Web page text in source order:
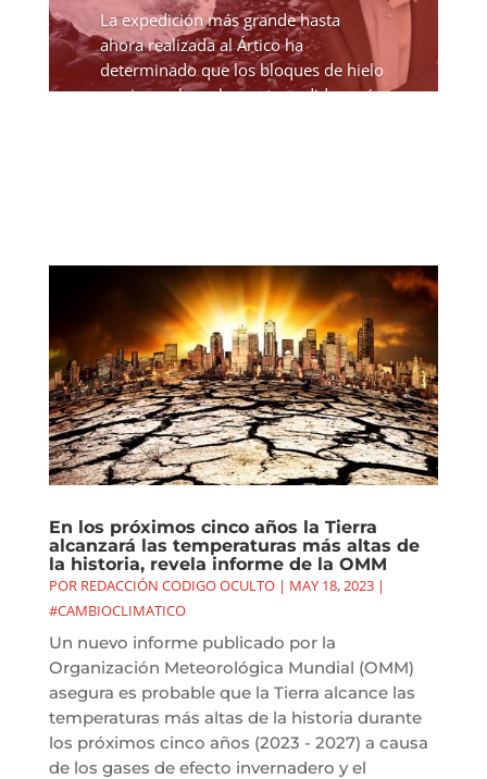
La expedición más grande hasta
ahora realizada al Ártico ha
determinado que los bloques de hielo
marino polares han retrocedido «más
En los próximos cinco años la Tierra
alcanzará las temperaturas más altas de
la historia, revela informe de la OMM
POR REDACCIÓN CODIGO OCULTO| MAY 18, 2023|
#CAMBIOCLIMATICO
Un nuevo informe publicado por la
Organización Meteorológica Mundial (OMM)
asegura es probable que la Tierra alcance las
temperaturas más altas de la historia durante
los próximos cinco años (2023 - 2027) a causa
de los gases de efecto invernadero y el